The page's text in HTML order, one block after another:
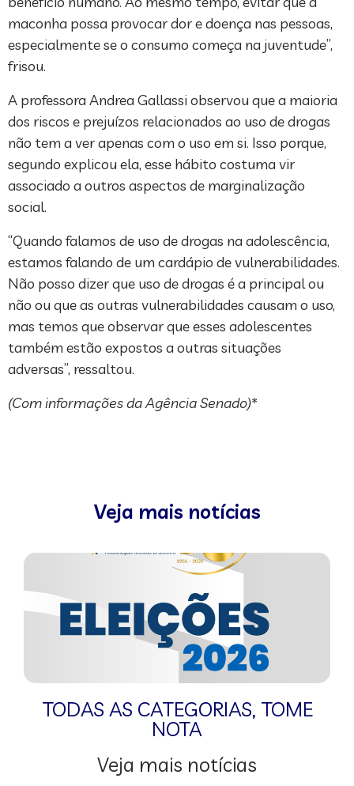
maconha possa provocar dor e doença nas pessoas,
especialmente se o consumo começa na juventude”,
frisou.
A professora Andrea Gallassi observou que a maioria
dos riscos e prejuízos relacionados ao uso de drogas
não tem a ver apenas com o uso em si. Isso porque,
segundo explicou ela, esse hábito costuma vir
associado a outros aspectos de marginalização
social.
“Quando falamos de uso de drogas na adolescência,
estamos falando de um cardápio de vulnerabilidades.
Não posso dizer que uso de drogas é a principal ou
não ou que as outras vulnerabilidades causam o uso,
mas temos que observar que esses adolescentes
também estão expostos a outras situações
adversas”, ressaltou.
(Com informações da Agência Senado)*
Veja mais notícias
TODAS AS CATEGORIAS, TOME
NOTA
Veja mais notícias